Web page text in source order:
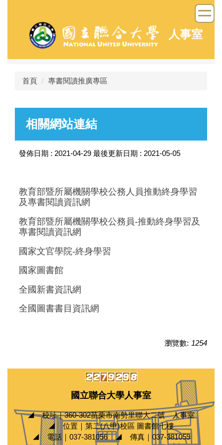
容
人事室
首頁 專書閱讀推廣專區
相關網站連結
發佈日期 : 2021-04-29 最後更新日期 : 2021-05-05
教育部暨所屬機關學校公務人員推動終身學習
及專書閱讀資訊網
教育部暨所屬機關學校公務員-推動終身學習及
專書閱讀資訊網
國家文官學院-終身學習
國家圖書館
全國新書資訊網
全國圖書書目資訊網
瀏覽數: 1254
國立聯合大學人事室
◢ 校址｜360-302苗栗市南勢里聯大二號 人事室
◢ 位置｜第二(八甲)校區 圖書館七樓
◢ 電話｜037-381056 ◢ 傳真｜037-381059